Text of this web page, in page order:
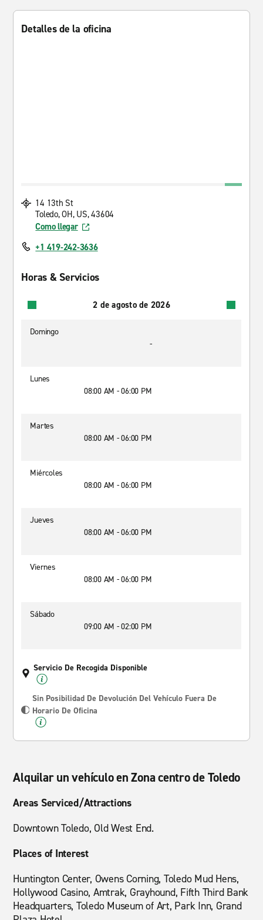
Detalles de la oficina
14 13th St
Toledo, OH, US, 43604
Como llegar
+1 419-242-3636
Horas & Servicios
2 de agosto de 2026
Domingo
-
Lunes
08:00 AM - 06:00 PM
Martes
08:00 AM - 06:00 PM
Miércoles
08:00 AM - 06:00 PM
Jueves
08:00 AM - 06:00 PM
Viernes
08:00 AM - 06:00 PM
Sábado
09:00 AM - 02:00 PM
Servicio De Recogida Disponible
Sin Posibilidad De Devolución Del Vehículo Fuera De
Horario De Oficina
Alquilar un vehículo en Zona centro de Toledo
Areas Serviced/Attractions
Downtown Toledo, Old West End.
Places of Interest
Huntington Center, Owens Corning, Toledo Mud Hens,
Hollywood Casino, Amtrak, Grayhound, Fifth Third Bank
Headquarters, Toledo Museum of Art, Park Inn, Grand